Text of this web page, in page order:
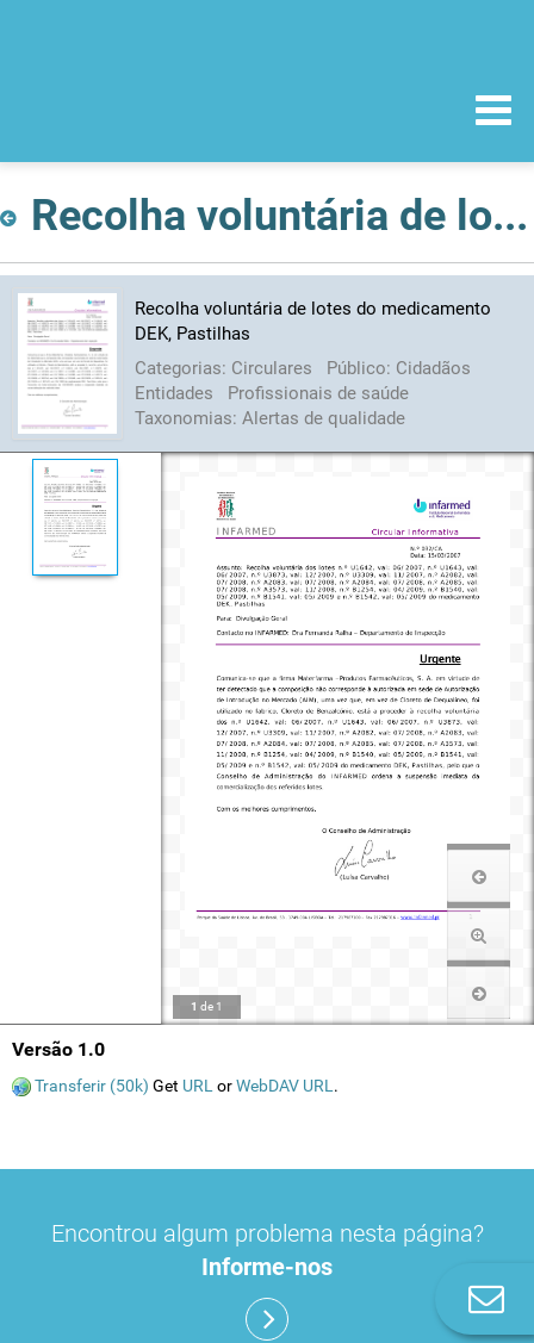
Recolha voluntária de lotes do medicamento DEK, Pastilhas
Recolha voluntária de lotes do medicamento
DEK, Pastilhas
Categorias: Circulares Público: Cidadãos
Entidades
Profissionais de saúde
Taxonomias: Alertas de qualidade
1 de 1
Versão 1.0
Transferir (50k) Get URL orWebDAV URL .
Encontrou algum problema nesta página?
Informe-nos